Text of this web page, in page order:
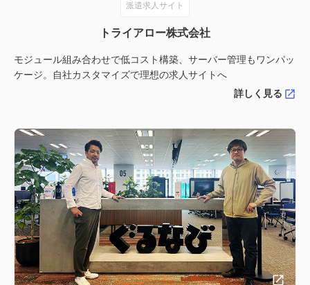
派遣求人サイト
トライアロー株式会社
モジュール組み合わせで低コスト構築、サーバー管理もワンパッ
ケージ。自社カスタマイズで理想の求人サイトへ
詳しく見る